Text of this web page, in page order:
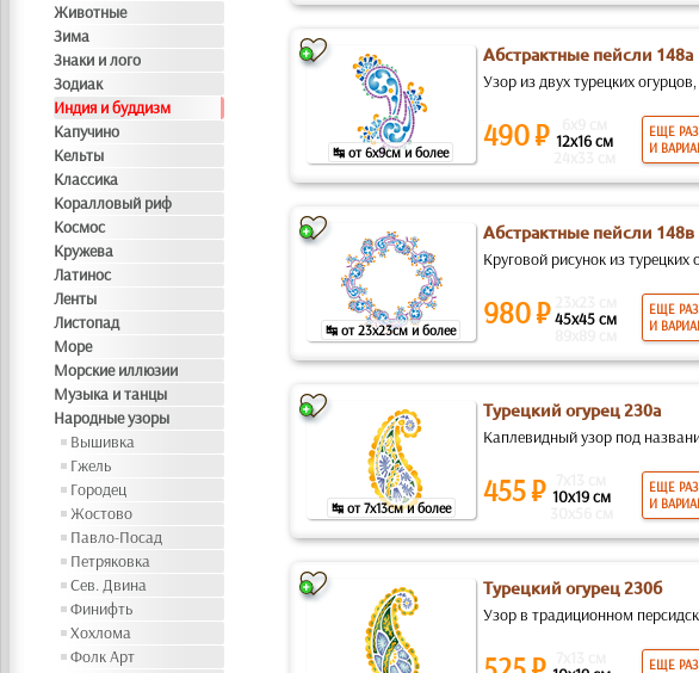
Животные
Зима
Знаки и лого
Зодиак
Индия и буддизм
Капучино
Кельты
Классика
Коралловый риф
Космос
Кружева
Латинос
Ленты
Листопад
Море
Морские иллюзии
Музыка и танцы
Народные узоры
Вышивка
Гжель
Городец
Жостово
Павло-Посад
Петряковка
Сев. Двина
Финифть
Хохлома
Фолк Арт
↹ от 6x9см и более
Абстрактные пейсли 148а
Узор из двух турецких
490 ₽ 12x16 см
ЕЩЕ
И
↹ от 23x23см и более
Абстрактные пейсли 148в
Круговой рисунок из
980 ₽45x45 см
ЕЩЕ
И
↹ от 7x13см и более
Турецкий огурец 230а
Каплевидный узор под
455 ₽ 10x19 см
ЕЩЕ
И
Турецкий огурец 230б
Узор в традиционном
ЕЩЕ